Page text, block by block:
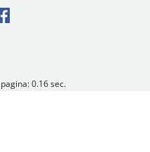
0.16 sec.